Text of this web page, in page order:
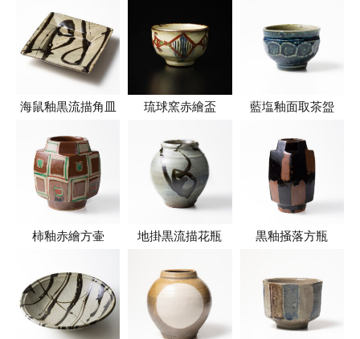
海鼠釉黒流描角皿 琉球窯赤繪盃 藍塩釉面取茶盌
柿釉赤繪方壷 地掛黒流描花瓶 黒釉掻落方瓶